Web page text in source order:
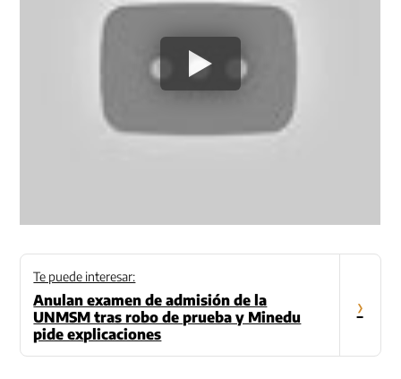
Te puede interesar:
Anulan examen de admisión de la
UNMSM tras robo de prueba y Minedu
pide explicaciones
›